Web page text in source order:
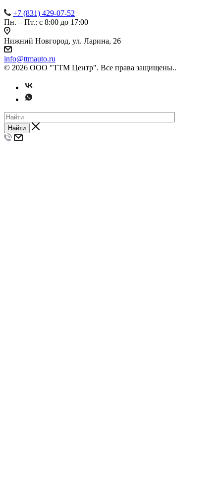
+7 (831) 429-07-52
Пн. – Пт.: с 8:00 до 17:00
Нижний Новгород, ул. Ларина, 26
info@ttmauto.ru
© 2026 ООО "ТТМ Центр". Все права защищены..
Найти